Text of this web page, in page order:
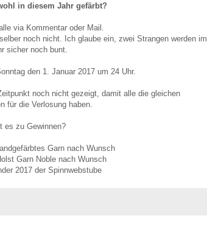
in diesem Jahr gefärbt?
via Kommentar oder Mail.
noch nicht. Ich glaube ein, zwei Strangen werden im
sicher noch bunt.
den 1. Januar 2017 um 24 Uhr.
noch nicht gezeigt, damit alle die gleichen
für die Verlosung haben.
es zu Gewinnen?
Garn nach Wunsch
Garn Noble nach Wunsch
2017 der Spinnwebstube